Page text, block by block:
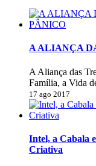
A ALIANÇA
A Aliança das
Família, a Vida
17 ago 2017
Intel, a Cabala
Criativa